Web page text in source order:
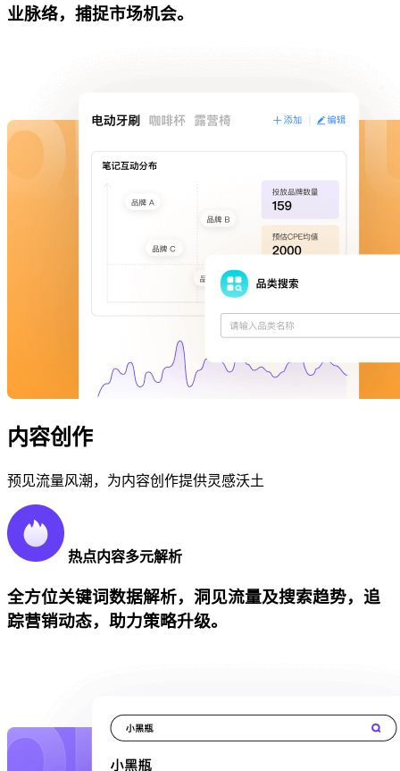
业脉络，捕捉市场机会。
内容创作
预见流量风潮，为内容创作提供灵感沃土
热点内容多元解析
全方位关键词数据解析，洞见流量及搜索趋势，追
踪营销动态，助力策略升级。